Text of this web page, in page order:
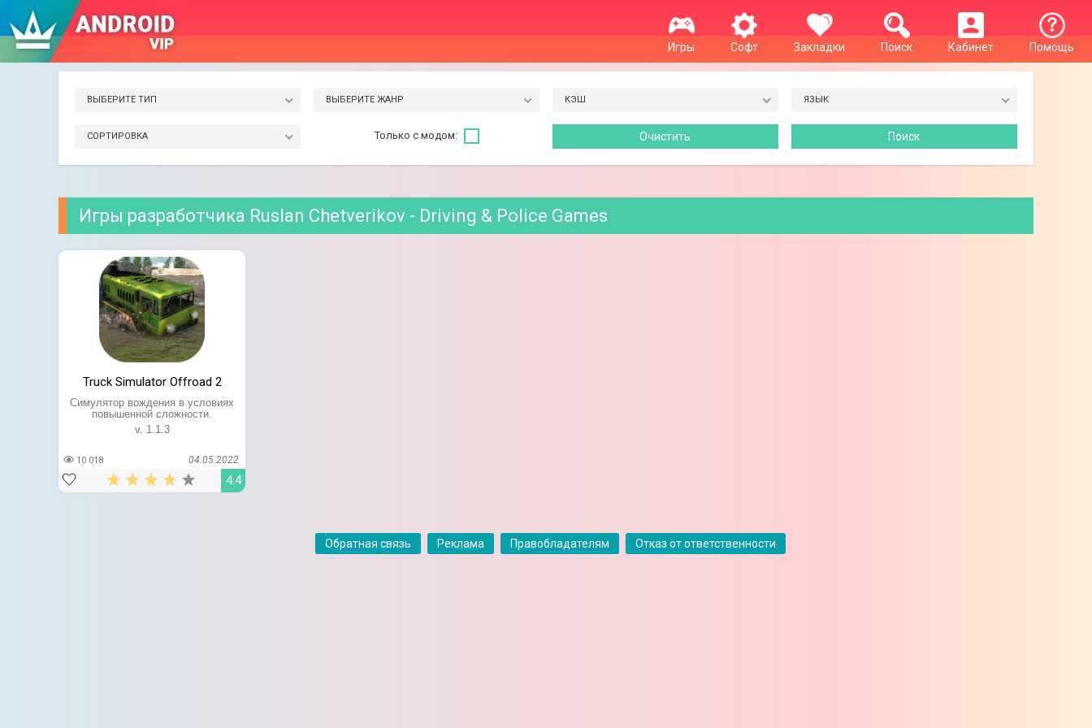
Помощь
Кабинет
Поиск
Закладки
Софт
Игры
ВЫБЕРИТЕ ТИП ВЫБЕРИТЕ ЖАНР КЭШ ЯЗЫК
СОРТИРОВКА Только с модом:
Игры разработчика Ruslan Chetverikov - Driving & Police Games
Truck Simulator Offroad 2
Симулятор вождения в условиях
повышенной сложности.
v. 1.1.3
10 018 04.05.2022
4.4
Обратная связь Реклама Правобладателям Отказ от ответственности